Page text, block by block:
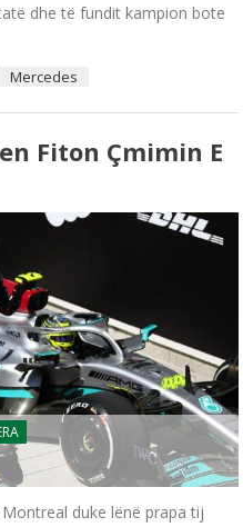
dhe të fundit kampion bote
Mercedes
Fiton Çmimin E
duke lënë prapa tij